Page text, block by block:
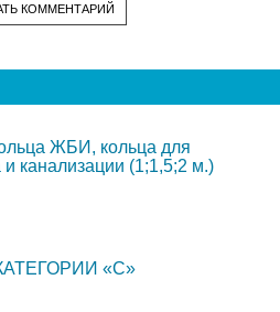
КОММЕНТАРИЙ
ЖБИ, кольца для
канализации (1;1,5;2 м.)
«C»